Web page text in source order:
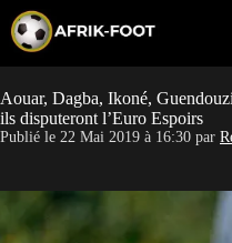
p
o
c
o
t
Aouar, Dagba, Ikoné,
ils disputeront l’Euro Espoirs
Publié le 22 Mai 2019 à 16:30 par